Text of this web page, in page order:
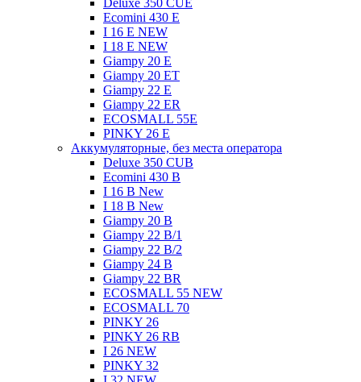
Deluxe 350 CUE
Ecomini 430 Е
I 16 E NEW
I 18 E NEW
Giampy 20 E
Giampy 20 EТ
Giampy 22 E
Giampy 22 ER
ECOSMALL 55E
PINKY 26 E
Аккумуляторные, без места оператора
Deluxe 350 CUB
Ecomini 430 B
I 16 B New
I 18 B New
Giampy 20 B
Giampy 22 B/1
Giampy 22 В/2
Giampy 24 B
Giampy 22 BR
ECOSMALL 55 NEW
ECOSMALL 70
PINKY 26
PINKY 26 RB
I 26 NEW
PINKY 32